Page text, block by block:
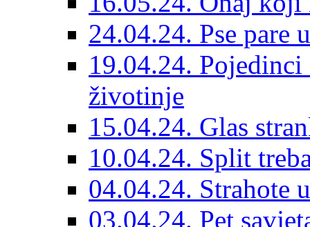
24.04.24. Pse pare
19.04.24.
životinje
15.04.24. Glas
10.04.24. Split
04.04.24. Strahote
03.04.24. Pet